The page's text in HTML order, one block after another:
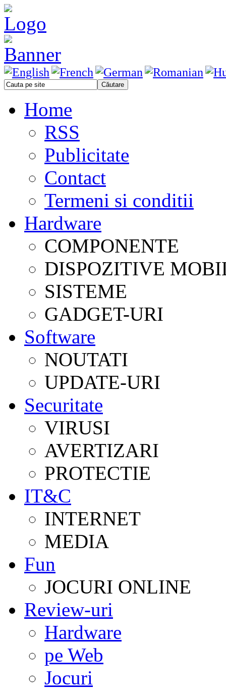
Home
RSS
Publicitate
Contact
Termeni si conditii
Hardware
COMPONENTE
DISPOZITIVE
SISTEME
GADGET-URI
Software
NOUTATI
UPDATE-URI
Securitate
VIRUSI
AVERTIZARI
PROTECTIE
IT&C
INTERNET
MEDIA
Fun
JOCURI ONLINE
Review-uri
Hardware
pe Web
Jocuri